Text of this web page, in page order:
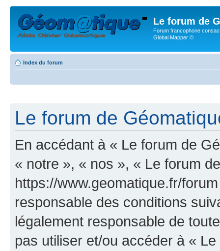
Le forum de
Forum francophone
Global Mapper ©
Index du forum
Le forum de
En accédant à « Le forum de
« notre », « nos », « Le forum
https://www.geomatique.fr/
responsable des conditions
légalement responsable de
pas utiliser et/ou accéder à «